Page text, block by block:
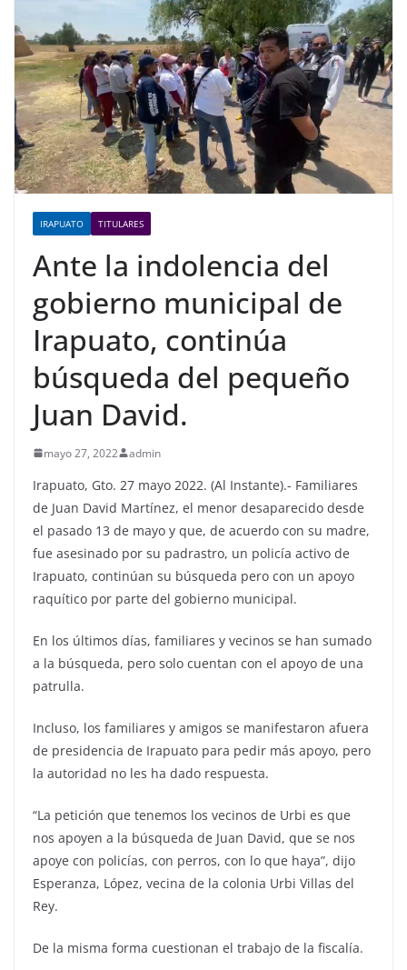
IRAPUATO TITULARES
Ante la indolencia del
gobierno municipal de
Irapuato, continúa
búsqueda del pequeño
Juan David.
mayo 27, 2022 admin
Irapuato, Gto. 27 mayo 2022. (Al Instante).- Familiares
de Juan David Martínez, el menor desaparecido desde
el pasado 13 de mayo y que, de acuerdo con su madre,
fue asesinado por su padrastro, un policía activo de
Irapuato, continúan su búsqueda pero con un apoyo
raquítico por parte del gobierno municipal.
En los últimos días, familiares y vecinos se han sumado
a la búsqueda, pero solo cuentan con el apoyo de una
patrulla.
Incluso, los familiares y amigos se manifestaron afuera
de presidencia de Irapuato para pedir más apoyo, pero
la autoridad no les ha dado respuesta.
“La petición que tenemos los vecinos de Urbi es que
nos apoyen a la búsqueda de Juan David, que se nos
apoye con policías, con perros, con lo que haya”, dijo
Esperanza, López, vecina de la colonia Urbi Villas del
Rey.
De la misma forma cuestionan el trabajo de la fiscalía.